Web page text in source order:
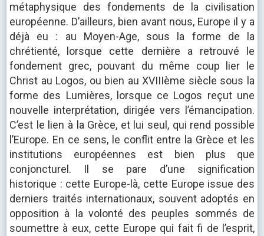
métaphysique des fondements de la civilisation
européenne. D’ailleurs, bien avant nous, Europe il y a
déjà eu : au Moyen-Age, sous la forme de la
chrétienté, lorsque cette dernière a retrouvé le
fondement grec, pouvant du même coup lier le
Christ au Logos, ou bien au XVIIIème siècle sous la
forme des Lumières, lorsque ce Logos reçut une
nouvelle interprétation, dirigée vers l’émancipation.
C’est le lien à la Grèce, et lui seul, qui rend possible
l’Europe. En ce sens, le conflit entre la Grèce et les
institutions européennes est bien plus que
conjoncturel. Il se pare d’une signification
historique : cette Europe-là, cette Europe issue des
derniers traités internationaux, souvent adoptés en
opposition à la volonté des peuples sommés de
soumettre à eux, cette Europe qui fait fi de l’esprit,